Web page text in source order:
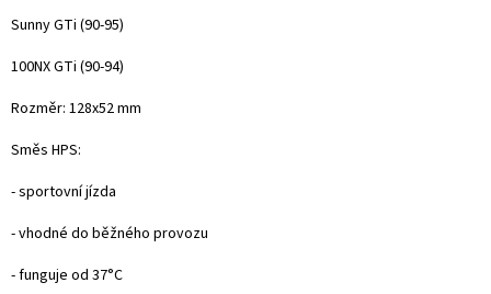
Sunny GTi (90-95)
100NX GTi (90-94)
Rozměr: 128x52 mm
Směs HPS:
- sportovní jízda
- vhodné do běžného provozu
- funguje od 37°C